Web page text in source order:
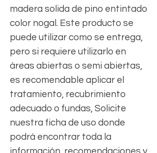
madera solida de pino entintado
color nogal. Este producto se
puede utilizar como se entrega,
pero si requiere utilizarlo en
áreas abiertas o semi abiertas,
es recomendable aplicar el
tratamiento, recubrimiento
adecuado o fundas, Solicite
nuestra ficha de uso donde
podrá encontrar toda la
información, recomendaciones y